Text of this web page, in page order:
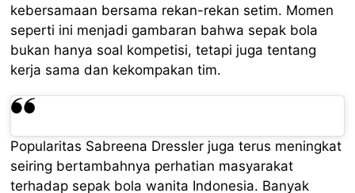
kebersamaan bersama rekan-rekan setim. Momen
seperti ini menjadi gambaran bahwa sepak bola
bukan hanya soal kompetisi, tetapi juga tentang
kerja sama dan kekompakan tim.
Popularitas Sabreena Dressler juga terus meningkat
seiring bertambahnya perhatian masyarakat
terhadap sepak bola wanita Indonesia. Banyak